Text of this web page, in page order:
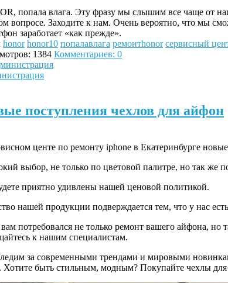
попала влага. Эту фразу мы слышим все чаще от
вопросе. Заходите к нам. Очень вероятно, что мы
заработает «как прежде».
honor honor10 попалавлага ремонтhonor сервисный
1384 Комментариев: 0
поступления чехлов для айфон
центе по ремонту iphone в Екатеринбурге
выбор, не только по цветовой палитре, но так же
приятно удивлены нашей ценовой политикой.
нашей продукции подверждается тем, что у нас
потребовался не только ремонт вашего айфона, но
к нашим специалистам.
за современными трендами и мировыми
Хотите быть стильным, модным? Покупайте чехлы для